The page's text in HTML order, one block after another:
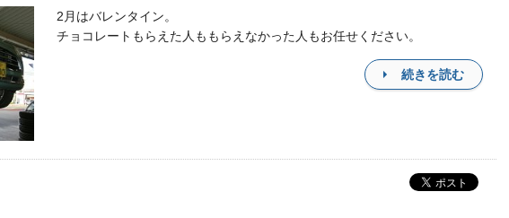
2月はバレンタイン。
チョコレートもらえた人ももらえなかった人もお任せください。
続きを読む